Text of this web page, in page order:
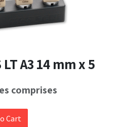
A3 14 mm x 5
comprises
Cart